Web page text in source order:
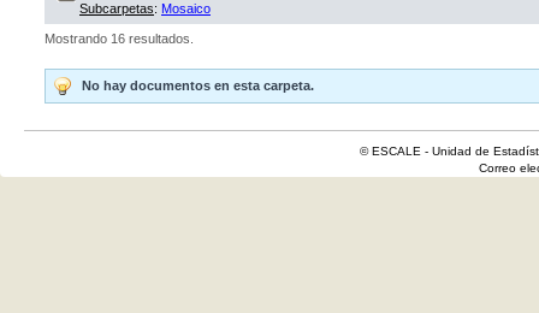
Subcarpetas: Mosaico
Mostrando 16 resultados.
No hay documentos en esta carpeta.
© ESCALE - Unidad de
Correo